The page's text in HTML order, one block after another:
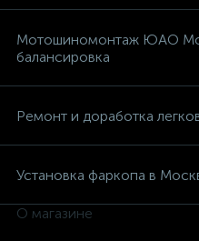
Мотошиномонтаж ЮАО
балансировка
Ремонт и доработка
Установка фаркопа в
О магазине